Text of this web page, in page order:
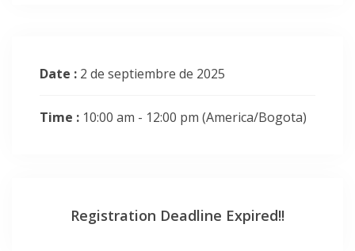
Date : 2 de septiembre de 2025
Time : 10:00 am - 12:00 pm (America/Bogota)
Registration Deadline Expired!!